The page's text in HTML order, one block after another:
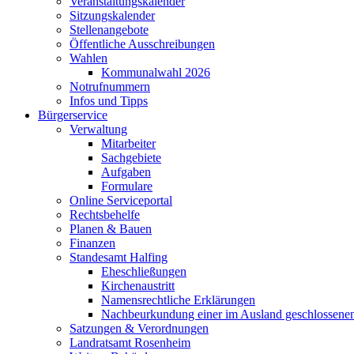
Sitzungskalender
Stellenangebote
Öffentliche Ausschreibungen
Wahlen
Kommunalwahl 2026
Notrufnummern
Infos und Tipps
Bürgerservice
Verwaltung
Mitarbeiter
Sachgebiete
Aufgaben
Formulare
Online Serviceportal
Rechtsbehelfe
Planen & Bauen
Finanzen
Standesamt Halfing
Eheschließungen
Kirchenaustritt
Namensrechtliche Erklärungen
Nachbeurkundung einer im Ausland
Satzungen & Verordnungen
Landratsamt Rosenheim